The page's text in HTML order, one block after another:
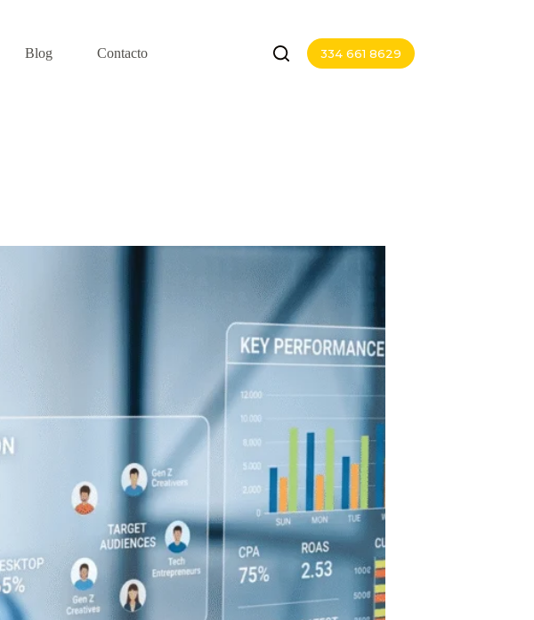
Blog Contacto 334 661 8629